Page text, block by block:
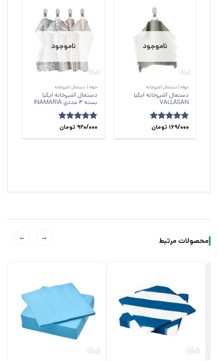
ناموجود
حوله | دستمال آشپزخانه
دستمال آشپزخانه ایکیا
VALLASAN
امتیاز 5از
169/000 تومان
ناموجود
حوله | دستمال آشپزخانه
دستمال آشپزخانه ایکیا
بسته 4 عددی INAMARIA
امتیاز 5از
920/000 تومان
محصولات مرتبط →
←